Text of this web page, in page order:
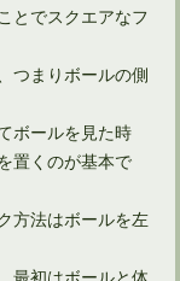
に簡単！
とでスクエアなフ
つまりボールの側
ボールを見た時
置くのが基本で
方法はボールを左
最初はボールと体